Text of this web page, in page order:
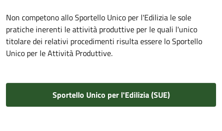
Non competono allo Sportello Unico per l'Edilizia le sole
pratiche inerenti le attività produttive per le quali l'unico
titolare dei relativi procedimenti risulta essere lo Sportello
Unico per le Attività Produttive.
Sportello Unico per l'Edilizia (SUE)